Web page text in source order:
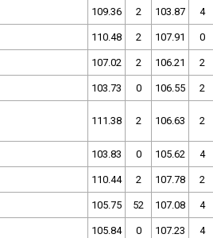
109.36 2 103.87 4
110.48 2 107.91 0
107.02 2 106.21 2
103.73 0 106.55 2
111.38 2 106.63 2
103.83 0 105.62 4
110.44 2 107.78 2
105.75 52 107.08 4
105.84 0 107.23 4